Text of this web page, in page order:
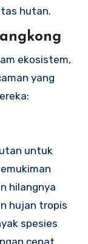
hutan.
ekosistem,
yang
untuk
hilangnya
hujan tropis
spesies